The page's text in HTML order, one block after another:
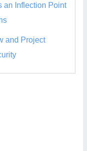
an Inflection Point
and Project